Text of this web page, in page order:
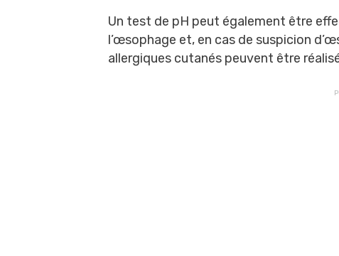
Un test de pH peut également être
l’œsophage et, en cas de suspicion
allergiques cutanés peuvent être